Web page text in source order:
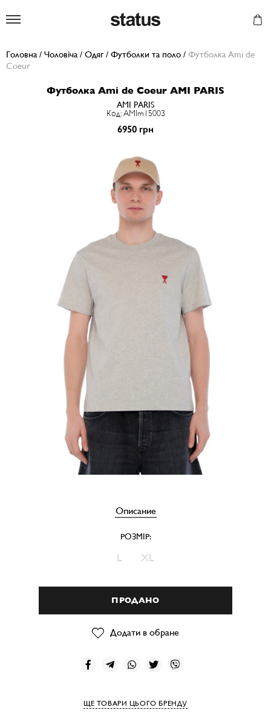
Головна / Чоловіча / Одяг/ Футболки та поло / Футболка Ami de
Coeur
Футболка Ami de Coeur AMI PARIS
AMI PARIS
Код: AMIm15003
6950 грн
Описание
РОЗМІР:
L XL
ПРОДАНО
Додати в обране
ЩЕ ТОВАРИ ЦЬОГО БРЕНДУ